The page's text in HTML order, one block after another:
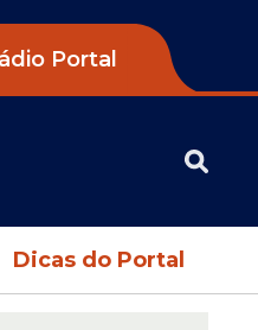
Portal
Dicas do Portal